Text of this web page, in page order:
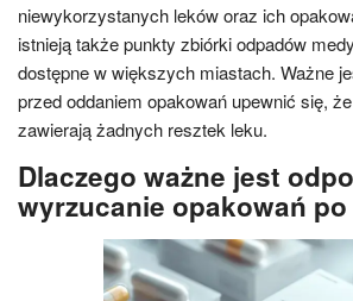
niewykorzystanych leków oraz ich
istnieją także punkty zbiórki odpadów
dostępne w większych miastach. Ważne
przed oddaniem opakowań upewnić się,
zawierają żadnych resztek leku.
Dlaczego ważne jest
wyrzucanie opakowań